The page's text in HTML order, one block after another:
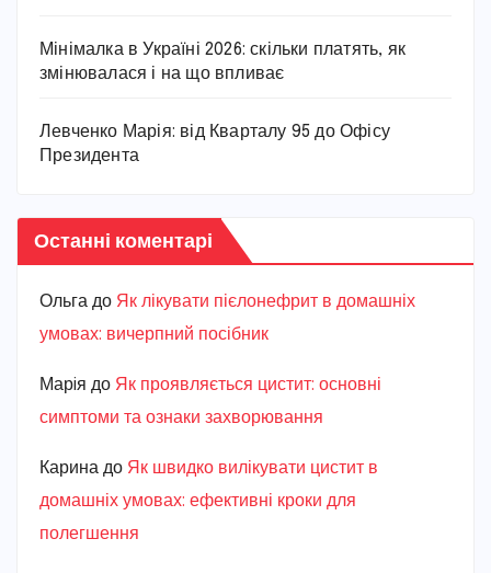
Мінімалка в Україні 2026: скільки платять, як
змінювалася і на що впливає
Левченко Марія: від Кварталу 95 до Офісу
Президента
Останні коментарі
Ольга до Як лікувати пієлонефрит в домашніх
умовах: вичерпний посібник
Марiя до Як проявляється цистит: основні
симптоми та ознаки захворювання
Карина до Як швидко вилікувати цистит в
домашніх умовах: ефективні кроки для
полегшення